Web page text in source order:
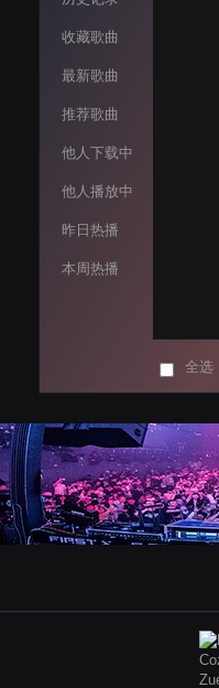
收藏歌曲
最新歌曲
推荐歌曲
他人下载中
他人播放中
昨日热播
本周热播
全选